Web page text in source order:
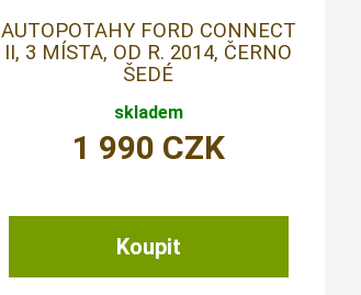
AUTOPOTAHY FORD CONNECT
II, 3 MÍSTA, OD R. 2014, ČERNO
ŠEDÉ
skladem
1 990 CZK